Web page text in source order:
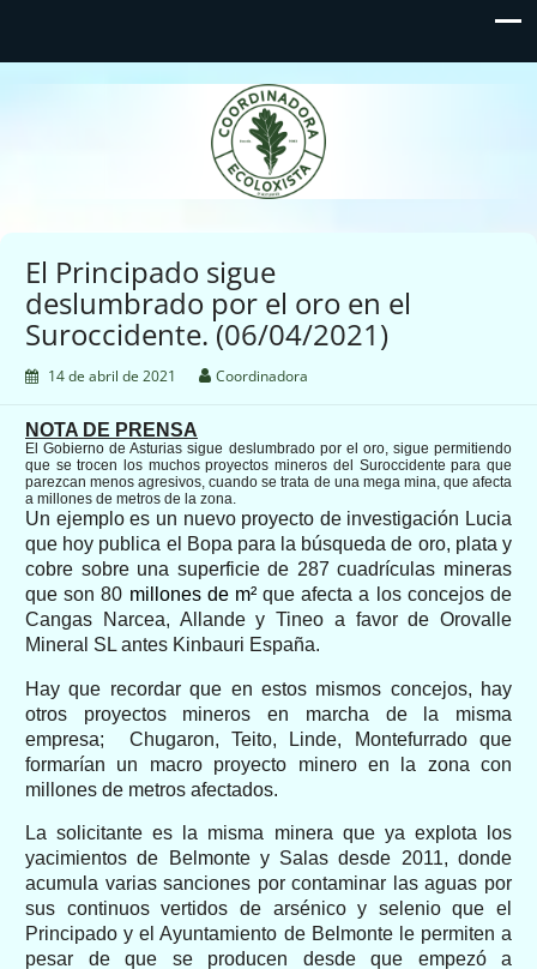
Coordinadora Ecoloxista
d'Asturies
El Principado sigue
deslumbrado por el oro en el
Suroccidente. (06/04/2021)
14 de abril de 2021 Coordinadora
NOTA DE PRENSA
El Gobierno de Asturias sigue deslumbrado por el oro, sigue permitiendo
que se trocen los muchos proyectos mineros del Suroccidente para que
parezcan menos agresivos, cuando se trata de una mega mina, que afecta
a millones de metros de la zona.
Un ejemplo es un nuevo proyecto de investigación Lucia
que hoy publica el Bopa para la búsqueda de oro, plata y
cobre sobre una superficie de 287 cuadrículas mineras
que son 80 millones de m²que afecta a los concejos de
Cangas Narcea, Allande y Tineo a favor de Orovalle
Mineral SL antes Kinbauri España.
Hay que recordar que en estos mismos concejos, hay
otros proyectos mineros en marcha de la misma
empresa; Chugaron, Teito, Linde, Montefurrado que
formarían un macro proyecto minero en la zona con
millones de metros afectados.
La solicitante es la misma minera que ya explota los
yacimientos de Belmonte y Salas desde 2011, donde
acumula varias sanciones por contaminar las aguas por
sus continuos vertidos de arsénico y selenio que el
Principado y el Ayuntamiento de Belmonte le permiten a
pesar de que se producen desde que empezó a